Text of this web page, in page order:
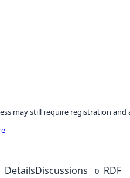
may still require registration
DetailsDiscussions 0 RDF